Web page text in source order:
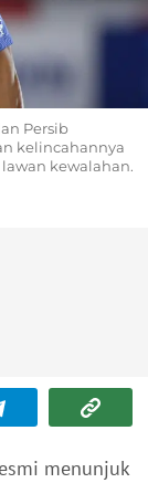
Persib
kelincahannya
kewalahan.
menunjuk